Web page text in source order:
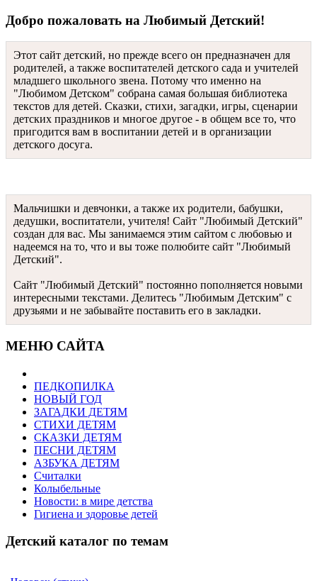
Добро пожаловать на Любимый Детский!
Этот сайт детский, но прежде всего он предназначен для
родителей, а также воспитателей детского сада и учителей
младшего школьного звена. Потому что именно на
"Любимом Детском" собрана самая большая библиотека
текстов для детей. Сказки, стихи, загадки, игры, сценарии
детских праздников и многое другое - в общем все то, что
пригодится вам в воспитании детей и в организации
детского досуга.
Мальчишки и девчонки, а также их родители, бабушки,
дедушки, воспитатели, учителя! Сайт "Любимый Детский"
создан для вас. Мы занимаемся этим сайтом с любовью и
надеемся на то, что и вы тоже полюбите сайт "Любимый
Детский".
Сайт "Любимый Детский" постоянно пополняется новыми
интересными текстами. Делитесь "Любимым Детским" с
друзьями и не забывайте поставить его в закладки.
МЕНЮ САЙТА
ПЕДКОПИЛКА
НОВЫЙ ГОД
ЗАГАДКИ ДЕТЯМ
СТИХИ ДЕТЯМ
СКАЗКИ ДЕТЯМ
ПЕСНИ ДЕТЯМ
АЗБУКА ДЕТЯМ
Считалки
Колыбельные
Новости: в мире детства
Гигиена и здоровье детей
Детский каталог по темам